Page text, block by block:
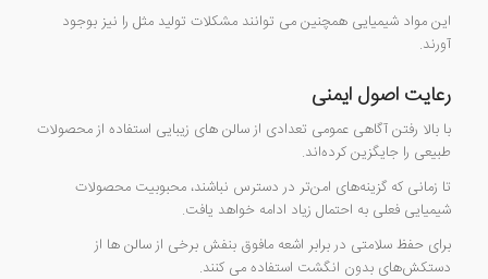
این مواد شیمیایی همچنین می توانند مشکلات تولید مثل را نیز بوجود
آورند.
رعایت اصول ایمنی
با بالا رفتن آگاهی عمومی تعدادی از سالن های زیبایی استفاده از محصولات
طبیعی را جایگزین کرده‌اند.
تا زمانی که گزینه‌های امن‌تر در دسترس نباشند، محبوبیت محصولات
شیمیایی فعلی به احتمال زیاد ادامه خواهد یافت.
برای حفظ سلامتی در برابر اشعه مافوق بنفش برخی از سالن ها از
دستکش‌های بدون انگشت استفاده می کنند.